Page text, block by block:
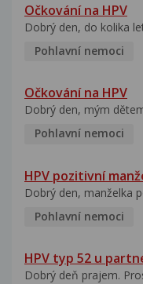
Očkování na HPV
Dobrý den, do kolika
Pohlavní nemoci
Očkování na HPV
Dobrý den, mým
Pohlavní nemoci
HPV pozitivní
Dobrý den, manželka
Pohlavní nemoci
HPV typ 52 u
Dobrý deň prajem.